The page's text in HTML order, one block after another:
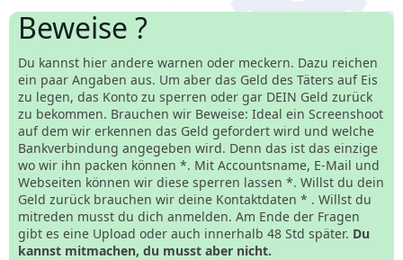
Beweise ?
Du kannst hier andere warnen oder meckern. Dazu reichen
ein paar Angaben aus. Um aber das Geld des Täters auf Eis
zu legen, das Konto zu sperren oder gar DEIN Geld zurück
zu bekommen. Brauchen wir Beweise: Ideal ein Screenshoot
auf dem wir erkennen das Geld gefordert wird und welche
Bankverbindung angegeben wird. Denn das ist das einzige
wo wir ihn packen können *. Mit Accountsname, E-Mail und
Webseiten können wir diese sperren lassen *. Willst du dein
Geld zurück brauchen wir deine Kontaktdaten * . Willst du
mitreden musst du dich anmelden. Am Ende der Fragen
gibt es eine Upload oder auch innerhalb 48 Std später. Du
kannst mitmachen, du musst aber nicht.